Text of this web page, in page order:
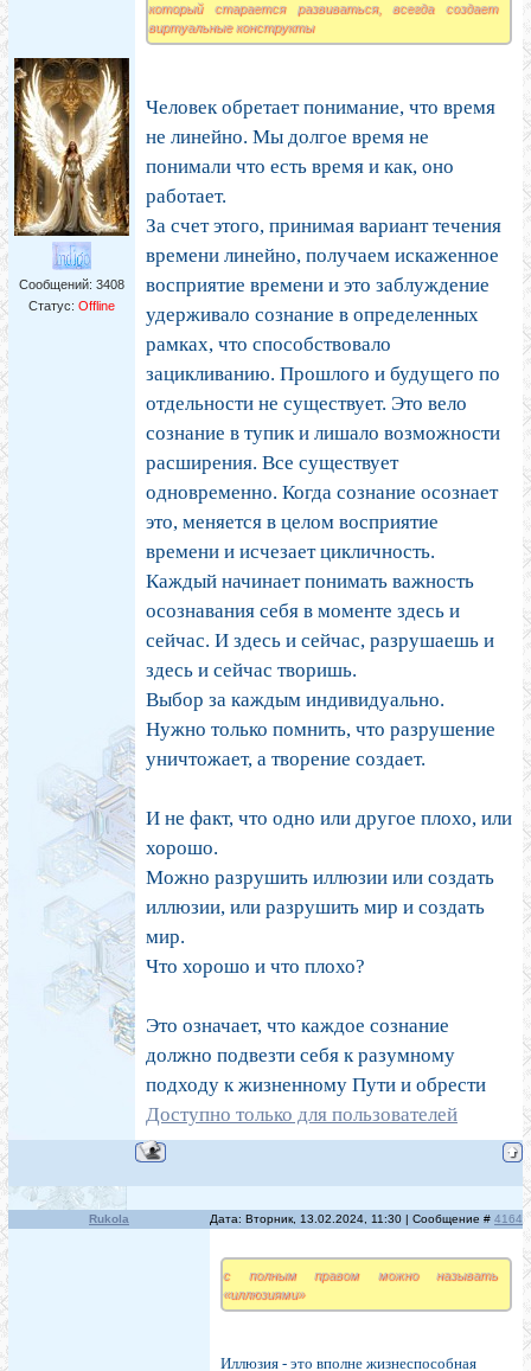
Сообщений: 3408
Статус: Offline
который старается развиваться, всегда создает
виртуальные конструкты
Человек обретает понимание, что время
не линейно. Мы долгое время не
понимали что есть время и как, оно
работает.
За счет этого, принимая вариант течения
времени линейно, получаем искаженное
восприятие времени и это заблуждение
удерживало сознание в определенных
рамках, что способствовало
зацикливанию. Прошлого и будущего по
отдельности не существует. Это вело
сознание в тупик и лишало возможности
расширения. Все существует
одновременно. Когда сознание осознает
это, меняется в целом восприятие
времени и исчезает цикличность.
Каждый начинает понимать важность
осознавания себя в моменте здесь и
сейчас. И здесь и сейчас, разрушаешь и
здесь и сейчас творишь.
Выбор за каждым индивидуально.
Нужно только помнить, что разрушение
уничтожает, а творение создает.
И не факт, что одно или другое плохо, или
хорошо.
Можно разрушить иллюзии или создать
иллюзии, или разрушить мир и создать
мир.
Что хорошо и что плохо?
Это означает, что каждое сознание
должно подвезти себя к разумному
подходу к жизненному Пути и обрести
Доступно только для пользователей
Rukola Дата: Вторник, 13.02.2024, 11:30 | Сообщение # 4164
с полным правом можно называть
«иллюзиями»
Иллюзия - это вполне жизнеспособная